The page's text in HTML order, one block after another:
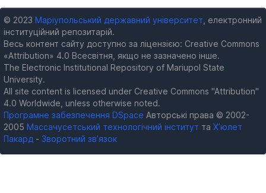
© 2023 Маріупольський державний університет , електронний
інституційний репозитарій.
Весь контент сайту доступно за ліцензією: Creative Commons
«Attribution» 4.0 Всесвітня, якщо не зазначено інше.
The Electronic Institutional Repository of Mariupol State
University.
All site content is licensed under Creative Commons "Attribution"
4.0 Worldwide, unless otherwise noted.
Програмне забезпечення DSpace Авторські права © 2002-
2005 Массачусетський технологічний інститут та Х’юлет
Пакард - Зворотний зв’язок